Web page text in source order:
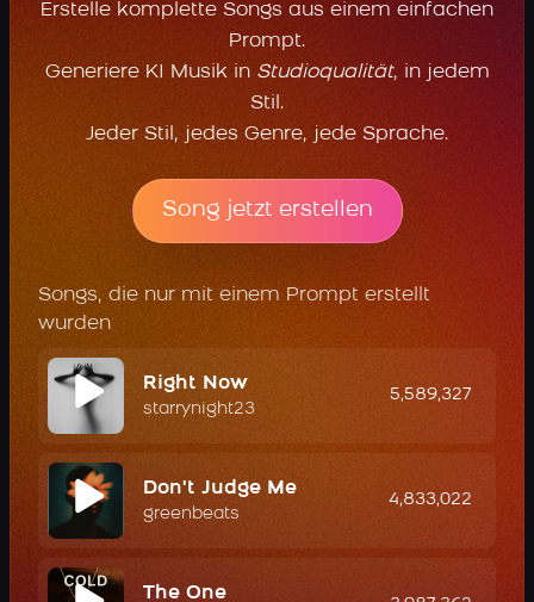
Erstelle komplette Songs aus einem einfachen
Prompt.
Generiere KI Musik in Studioqualität, in jedem
Stil.
Jeder Stil, jedes Genre, jede Sprache.
Song jetzt erstellen
Songs, die nur mit einem Prompt erstellt
wurden
Right Now
starrynight23
5,589,327
Don't Judge Me
greenbeats
4,833,022
The One